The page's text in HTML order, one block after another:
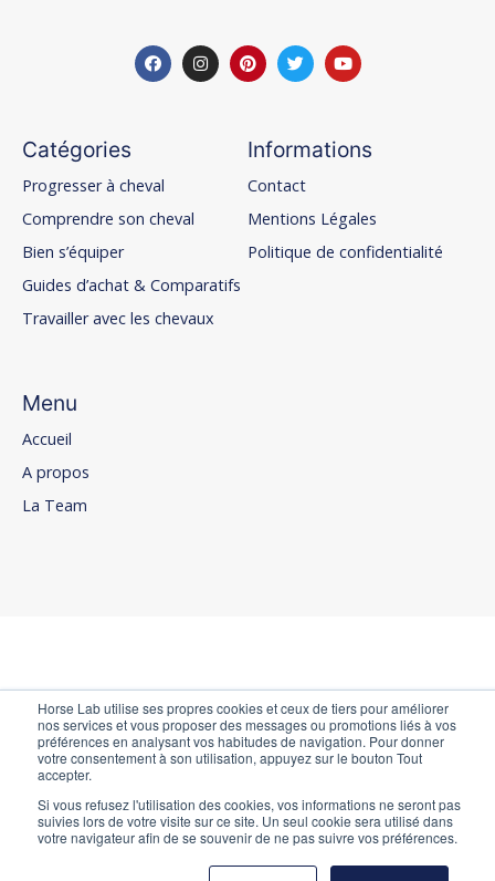
Horse Lab utilise ses propres cookies et ceux de tiers pour améliorer
nos services et vous proposer des messages ou promotions liés à vos
préférences en analysant vos habitudes de navigation. Pour donner
votre consentement à son utilisation, appuyez sur le bouton Tout
accepter.
Si vous refusez l'utilisation des cookies, vos informations ne seront pas
suivies lors de votre visite sur ce site. Un seul cookie sera utilisé dans
votre navigateur afin de se souvenir de ne pas suivre vos préférences.
Catégories
Progresser à cheval
Comprendre son cheval
Bien s’équiper
Guides d’achat & Comparatifs
Travailler avec les chevaux
Informations
Contact
Mentions Légales
Politique de confidentialité
Menu
Accueil
A propos
La Team